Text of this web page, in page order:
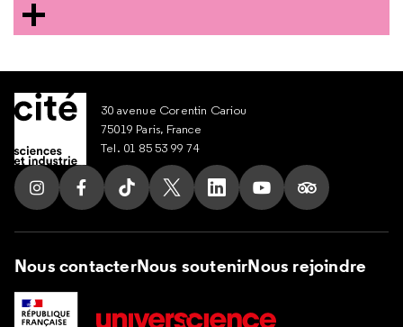
30 avenue Corentin Cariou
75019 Paris, France
Tel. 01 85 53 99 74
Suivez nous sur Instagram
Suivez nous sur Facebook
Suivez nous sur Tik Tok
Suivez nous sur X
Suivez nous sur LinkedIn
Suivez nous sur
Suivez nous
Nous contacterNous soutenirNous rejoindre